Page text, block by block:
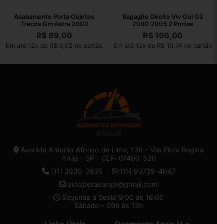
Acabamento Porta Objetos
Trecos Gm Astra 2002
R$ 89,00
Em até 12x de R$ 9,02 no cartão
Bagagito Direito Vw Gol G3
2000 2005 2 Portas
R$ 106,00
Em até 12x de R$ 10,74 no cartão
Avenida Antonio Afonso de Lima, 136 - Vila Flora Regina
Arujá - SP - CEP: 07400-530
(11) 3830-0935
(11) 93739-4047
autopecasaruja@gmail.com
Segunda à Sexta 9:00 ás 18:00
Sábado - 09h às 13h